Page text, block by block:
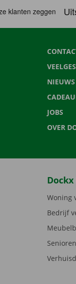
NIEUWS
JOBS
OVER
Woning
Bedrijf